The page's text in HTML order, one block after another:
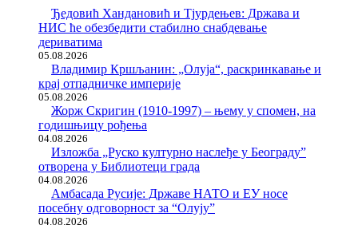
Ђедовић Хандановић и Тјурдењев: Држава и
НИС ће обезбедити стабилно снабдевање
дериватима
05.08.2026
Владимир Кршљанин: „Олуја“, раскринкавање и
крај отпадничке империје
05.08.2026
Жорж Скригин (1910-1997) – њему у спомен, на
годишњицу рођења
04.08.2026
Изложба „Руско културно наслеђе у Београду”
отворена у Библиотеци града
04.08.2026
Амбасада Русије: Државе НАТО и ЕУ носе
посебну одговорност за “Олују”
04.08.2026